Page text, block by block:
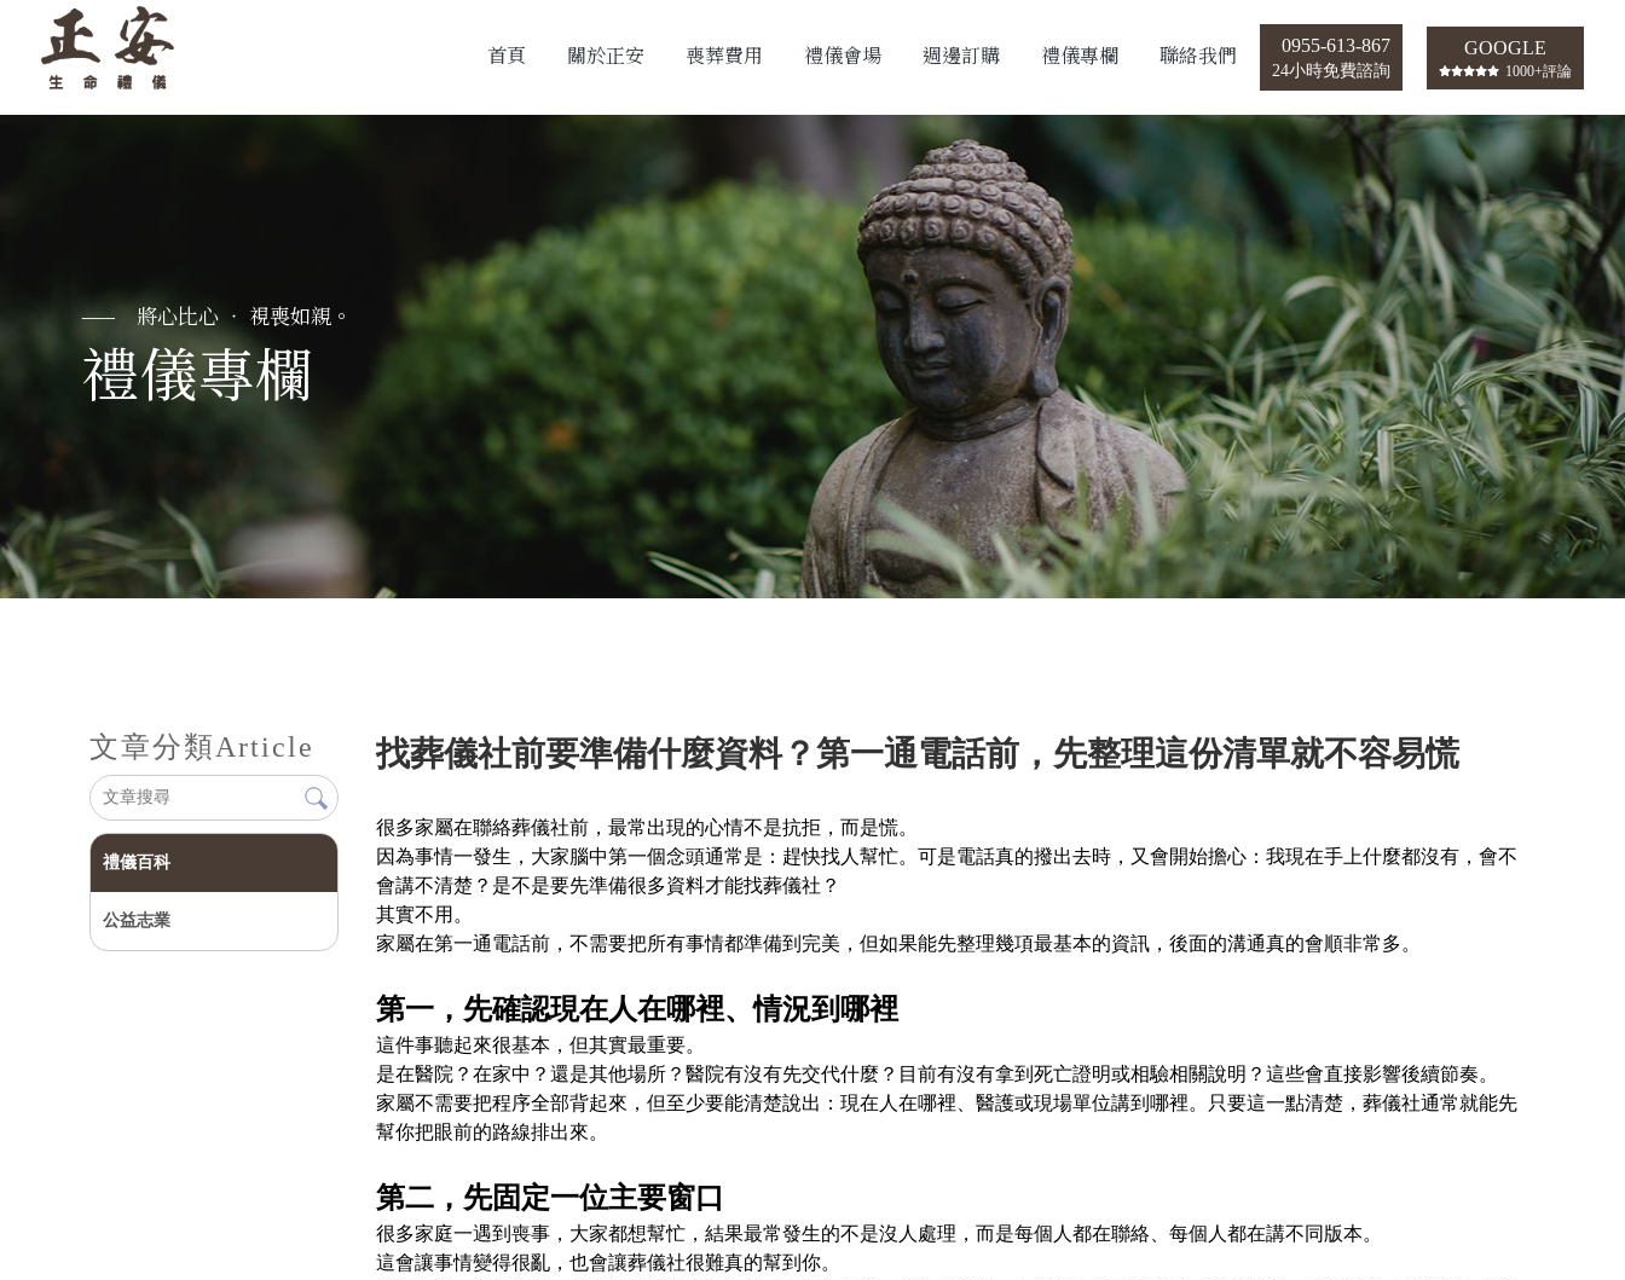
首頁 關於正安 喪葬費用 禮儀會場 週邊訂購 禮儀專欄 聯絡我們 0955-613-867
24小時免費諮詢
GOOGLE
1000+評論
禮儀專欄
文章分類Article
禮儀百科
公益志業
找葬儀社前要準備什麼資料？第一通電話前，先整理這份清單就不容易慌
很多家屬在聯絡葬儀社前，最常出現的心情不是抗拒，而是慌。
因為事情一發生，大家腦中第一個念頭通常是：趕快找人幫忙。可是電話真的撥出去時，又會開始擔心：我現在手上什麼都沒有，會不
會講不清楚？是不是要先準備很多資料才能找葬儀社？
其實不用。
家屬在第一通電話前，不需要把所有事情都準備到完美，但如果能先整理幾項最基本的資訊，後面的溝通真的會順非常多。
第一，先確認現在人在哪裡、情況到哪裡
這件事聽起來很基本，但其實最重要。
是在醫院？在家中？還是其他場所？醫院有沒有先交代什麼？目前有沒有拿到死亡證明或相驗相關說明？這些會直接影響後續節奏。
家屬不需要把程序全部背起來，但至少要能清楚說出：現在人在哪裡、醫護或現場單位講到哪裡。只要這一點清楚，葬儀社通常就能先
幫你把眼前的路線排出來。
第二，先固定一位主要窗口
很多家庭一遇到喪事，大家都想幫忙，結果最常發生的不是沒人處理，而是每個人都在聯絡、每個人都在講不同版本。
這會讓事情變得很亂，也會讓葬儀社很難真的幫到你。